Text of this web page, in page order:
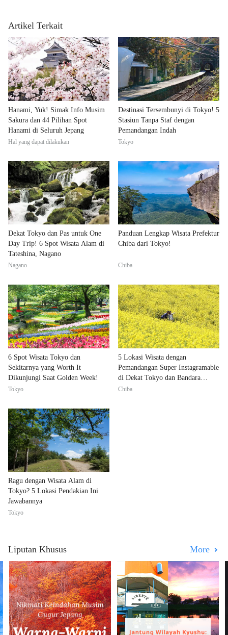
Artikel Terkait
Hanami, Yuk! Simak Info Musim
Sakura dan 44 Pilihan Spot
Hanami di Seluruh Jepang
Hal yang dapat dilakukan
Destinasi Tersembunyi di Tokyo! 5
Stasiun Tanpa Staf dengan
Pemandangan Indah
Tokyo
Dekat Tokyo dan Pas untuk One
Day Trip! 6 Spot Wisata Alam di
Tateshina, Nagano
Nagano
Panduan Lengkap Wisata Prefektur
Chiba dari Tokyo!
Chiba
6 Spot Wisata Tokyo dan
Sekitarnya yang Worth It
Dikunjungi Saat Golden Week!
Tokyo
5 Lokasi Wisata dengan
Pemandangan Super Instagramable
di Dekat Tokyo dan Bandara
Narita!
Chiba
Ragu dengan Wisata Alam di
Tokyo? 5 Lokasi Pendakian Ini
Jawabannya
Tokyo
Liputan Khusus More